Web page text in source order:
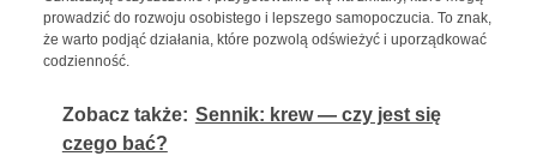
prowadzić do rozwoju osobistego i lepszego samopoczucia. To znak,
że warto podjąć działania, które pozwolą odświeżyć i uporządkować
codzienność.
Zobacz także: Sennik: krew — czy jest się
czego bać?